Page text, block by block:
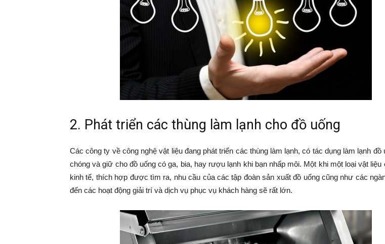
2. Phát triển các thùng làm lạnh cho đồ uống
Các công ty về công nghệ vật liệu đang phát triển các thùng làm lạnh, có tác dụng làm lạnh đồ
chóng và giữ cho đồ uống có ga, bia, hay rượu lạnh khi bạn nhấp môi. Một khi một loại vật liệu
kinh tế, thích hợp được tìm ra, nhu cầu của các tập đoàn sản xuất đồ uống cũng như các
đến các hoạt động giải trí và dịch vụ phục vụ khách hàng sẽ rất lớn.